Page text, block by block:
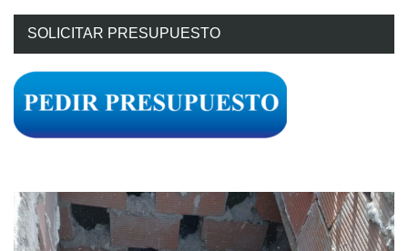
SOLICITAR PRESUPUESTO